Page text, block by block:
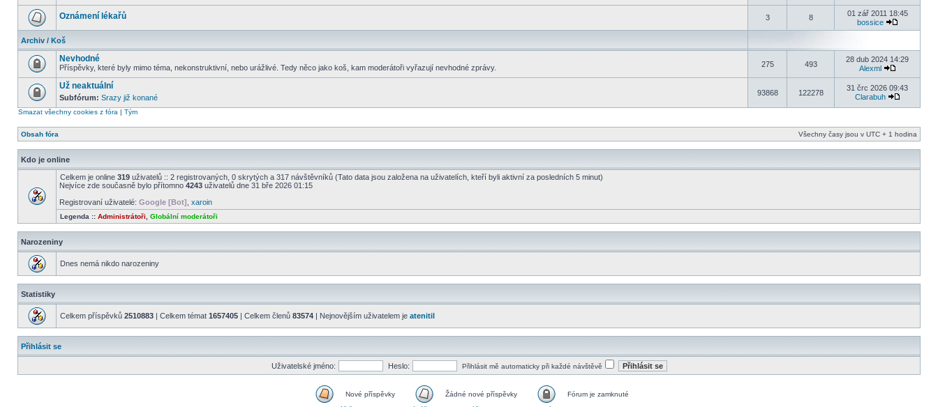
Oznámení lékařů 3 8
01 zář 2011 18:45
bossice
Archiv / Koš
Nevhodné
Příspěvky, které byly mimo téma, nekonstruktivní, nebo urážlivé. Tedy něco jako koš, kam moderátoři vyřazují nevhodné zprávy. 275 493
28 dub 2024 14:29
Alexml
Už neaktuální
Subfórum: Srazy již konané
93868 122278
31 črc 2026 09:43
Clarabuh
Smazat všechny cookies z fóra | Tým
Obsah fóra Všechny časy jsou v UTC + 1 hodina
Kdo je online
Celkem je online 319 uživatelů :: 2 registrovaných, 0 skrytých a 317 návštěvníků (Tato data jsou založena na uživatelích, kteří byli aktivní za posledních 5 minut)
Nejvíce zde současně bylo přítomno 4243 uživatelů dne 31 bře 2026 01:15
Registrovaní uživatelé: Google [Bot] xaroin
Legenda :: Administrátoři Globální moderátoři
Narozeniny
Dnes nemá nikdo narozeniny
Statistiky
Celkem příspěvků 2510883 | Celkem témat 1657405 | Celkem členů 83574 | Nejnovějším uživatelem je atenitil
Přihlásit se
Uživatelské jméno: Heslo: Přihlásit mě automaticky při každé návštěvě
Nové příspěvky Žádné nové příspěvky
Fórum je zamknuté